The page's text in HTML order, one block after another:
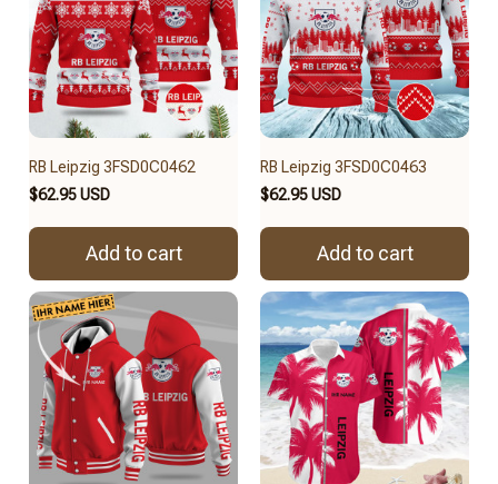
RB Leipzig 3FSD0C0462
$62.95 USD
Add to cart
RB Leipzig 3FSD0C0463
$62.95 USD
Add to cart